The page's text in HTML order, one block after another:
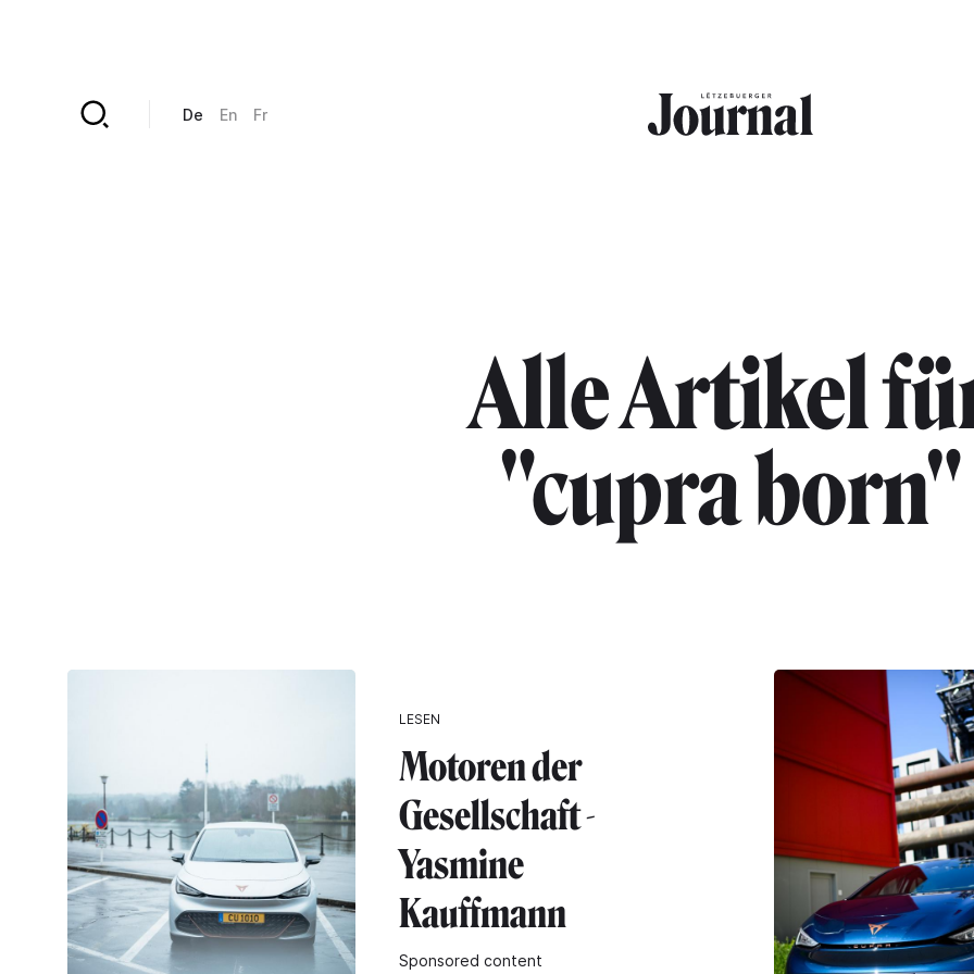
De En Fr
Alle Artikel
"cupra born"
LESEN
Motoren der
Gesellschaft -
Yasmine
Kauffmann
Sponsored content